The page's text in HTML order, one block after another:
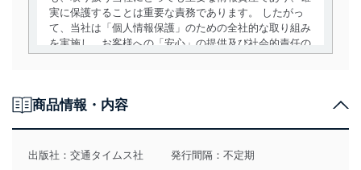
実に保護することは重要な責務であります。 したがっ
て、当社は「個人情報保護」のための全社的な取り組み
を実施し、お客様への「安心」の提供及び社会的責任の
用目的を明確にし、本人の同意を得たうえで利用目的の
達成に必要な範囲内で適法かつ公正な手段によって取
得・利用・提供を行います。また、当社が保有している
商品情報・内容
出版社： 交通タイムス社 発行間隔：不定期